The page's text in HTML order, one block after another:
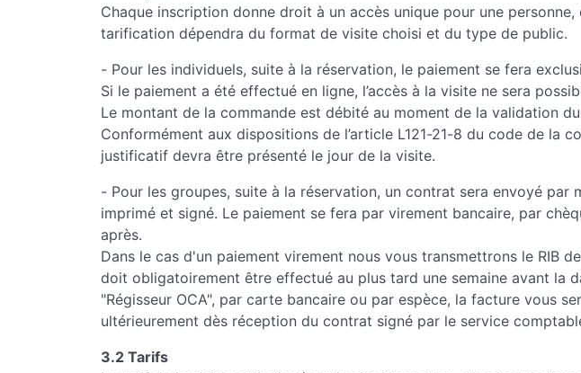
Chaque inscription donne droit à un accès unique pour une
tarification dépendra du format de visite choisi et du type de public.
- Pour les individuels, suite à la réservation, le paiement se fera
Si le paiement a été effectué en ligne, l’accès à la visite ne sera
Le montant de la commande est débité au moment de la validation
Conformément aux dispositions de l’article L121-21-8 du code de la
justificatif devra être présenté le jour de la visite.
- Pour les groupes, suite à la réservation, un contrat sera envoyé
imprimé et signé. Le paiement se fera par virement bancaire, par
après.
Dans le cas d'un paiement virement nous vous transmettrons le RIB
doit obligatoirement être effectué au plus tard une semaine avant la
"Régisseur OCA", par carte bancaire ou par espèce, la facture vous
ultérieurement dès réception du contrat signé par le service
3.2 Tarifs